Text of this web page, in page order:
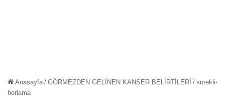
Anasayfa / GÖRMEZDEN GELİNEN KANSER BELİRTİLERİ / surekli-
horlama